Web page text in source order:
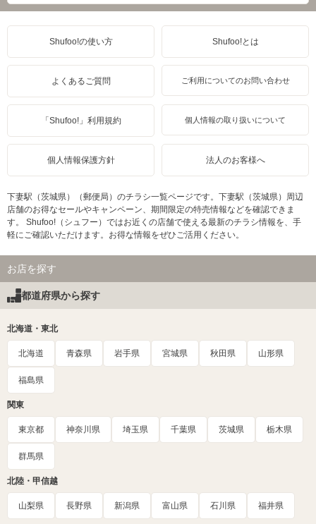
Shufoo!の使い方 Shufoo!とは
よくあるご質問 ご利用についてのお問い合わせ
「Shufoo!」利用規約 個人情報の取り扱いについて
個人情報保護方針 法人のお客様へ
下妻駅（茨城県）（郵便局）のチラシ一覧ページです。下妻駅（茨城県）周辺
店舗のお得なセールやキャンペーン、期間限定の特売情報などを確認できま
す。 Shufoo!（シュフー）ではお近くの店舗で使える最新のチラシ情報を、手
軽にご確認いただけます。お得な情報をぜひご活用ください。
お店を探す
都道府県から探す
北海道・東北
北海道 青森県 岩手県 宮城県 秋田県 山形県
福島県
関東
東京都 神奈川県 埼玉県 千葉県 茨城県 栃木県
群馬県
北陸・甲信越
山梨県 長野県 新潟県 富山県 石川県 福井県